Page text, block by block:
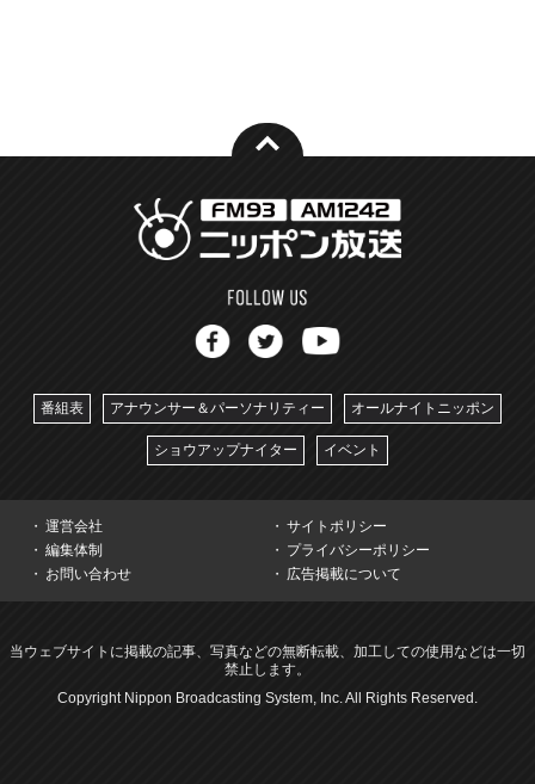
番組表 アナウンサー＆パーソナリティー オールナイトニッポン
ショウアップナイター イベント
運営会社
サイトポリシー
編集体制
プライバシーポリシー
お問い合わせ
広告掲載について
当ウェブサイトに掲載の記事、写真などの無断転載、加工しての使用などは一切
禁止します。
Copyright Nippon Broadcasting System, Inc. All Rights Reserved.